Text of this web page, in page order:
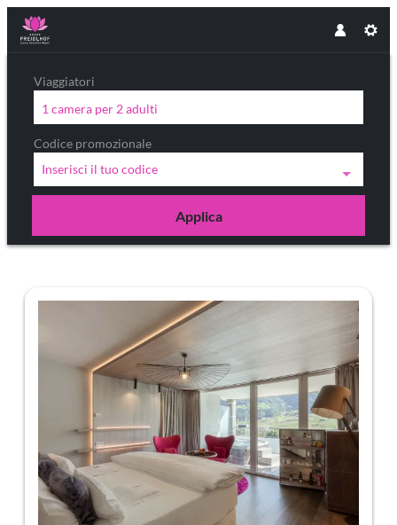
Viaggiatori
1 camera per 2 adulti
Codice promozionale
Inserisci il tuo codice
Applica
Offerte disponibili in "Luxury